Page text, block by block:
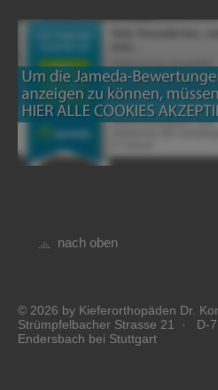
nach oben
© 2026 by Kieferorthopäden Dr.
Strümpfelbacher Strasse 21 · D-
Endersbach bei Stuttgart